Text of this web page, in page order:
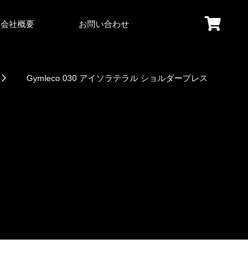
会社概要 お問い合わせ
Gymleco 030 アイソラテラル ショルダープレス